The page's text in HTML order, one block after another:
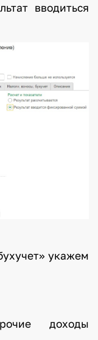
вводиться
укажем
доходы